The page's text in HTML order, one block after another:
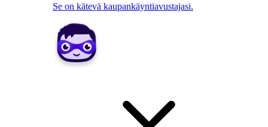
Se on kätevä kaupankäyntiavustajasi.